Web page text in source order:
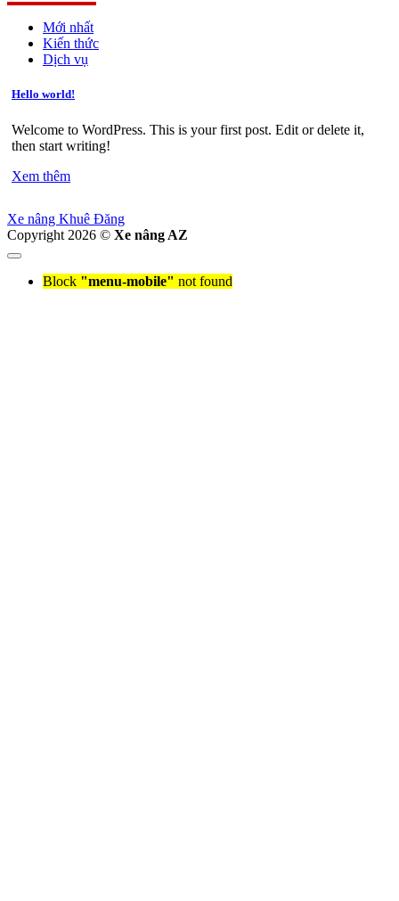
Mới nhất
Kiến thức
Dịch vụ
Hello world!
Welcome to WordPress. This is your first post. Edit or delete it,
then start writing!
Xem thêm
Xe nâng Khuê Đăng
Copyright 2026 © Xe nâng AZ
Block "menu-mobile" not found